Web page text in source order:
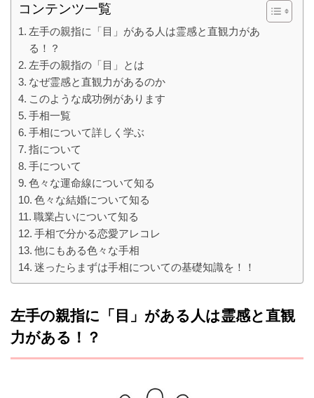
コンテンツ一覧
左手の親指に「目」がある人は霊感と直観力があ
る！？
左手の親指の「目」とは
なぜ霊感と直観力があるのか
このような成功例があります
手相一覧
手相について詳しく学ぶ
指について
手について
色々な運命線について知る
色々な結婚について知る
職業占いについて知る
手相で分かる恋愛アレコレ
他にもある色々な手相
迷ったらまずは手相についての基礎知識を！！
左手の親指に「目」がある人は霊感と直観
力がある！？